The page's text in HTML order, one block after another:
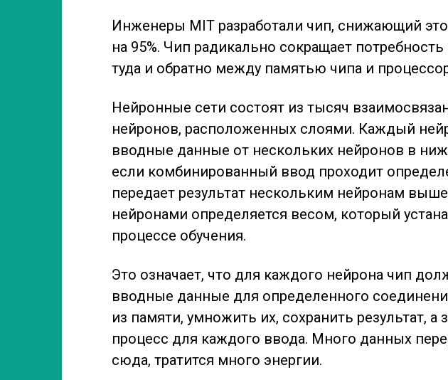
Инженеры MIT разработали чип, снижающий
на 95%. Чип радикально сокращает
туда и обратно между памятью чипа и
Нейронные сети состоят из тысяч
нейронов, расположенных слоями. Каждый
вводные данные от нескольких нейронов в
если комбинированный ввод проходит
передает результат нескольким нейронам
нейронами определяется весом, который
процессе обучения.
Это означает, что для каждого нейрона чип
вводные данные для определенного
из памяти, умножить их, сохранить результат, а
процесс для каждого ввода. Много данных
сюда, тратится много энергии.